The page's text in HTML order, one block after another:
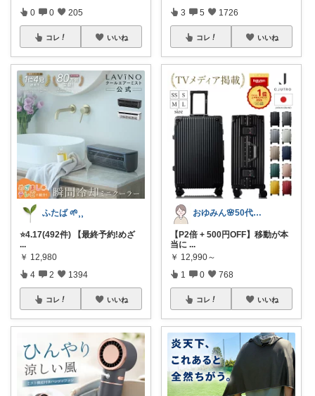
0 0 205
コレ いいね
ふたば 🌱⸒⸒
⭐️4.17(492件) 【最終予約!めざ
...
￥ 12,980
4 2 1394
コレ いいね
3 5 1726
コレ いいね
おゆみん🌸50代からの快適暮らし
【P2倍 + 500円OFF】移動が本
当に ...
￥ 12,990～
1 0 768
コレ いいね